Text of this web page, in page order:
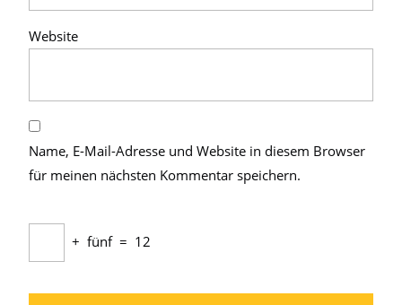
Website
Name, E-Mail-Adresse und Website in diesem Browser
für meinen nächsten Kommentar speichern.
+ fünf = 12